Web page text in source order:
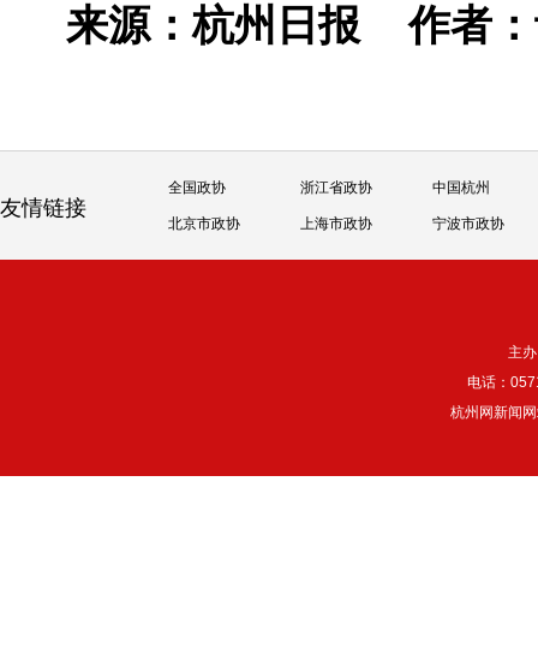
来源：杭州日报作者
友情链接
全国政协 浙江省政协 中国杭州
北京市政协 上海市政协 宁波市政协
主
电话：
杭州网新闻